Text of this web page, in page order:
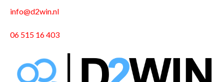
info@d2win.nl
06 515 16 403